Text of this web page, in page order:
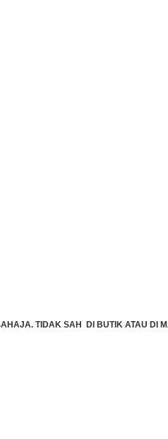
TIDAK SAH DI BUTIK ATAU DI